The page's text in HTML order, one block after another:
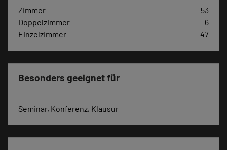
Zimmer
53
Doppelzimmer
6
Einzelzimmer
47
Besonders geeignet für
Seminar, Konferenz, Klausur